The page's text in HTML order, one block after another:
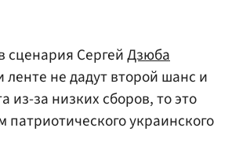
сценария СергейДзюба
ленте не дадут второй шанс и
из-за низких сборов, то это
патриотического украинского